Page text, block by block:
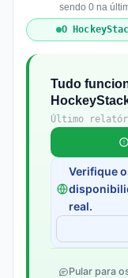
sendo 0 na
O
Tudo
Último
Verifique
real.
Pular para